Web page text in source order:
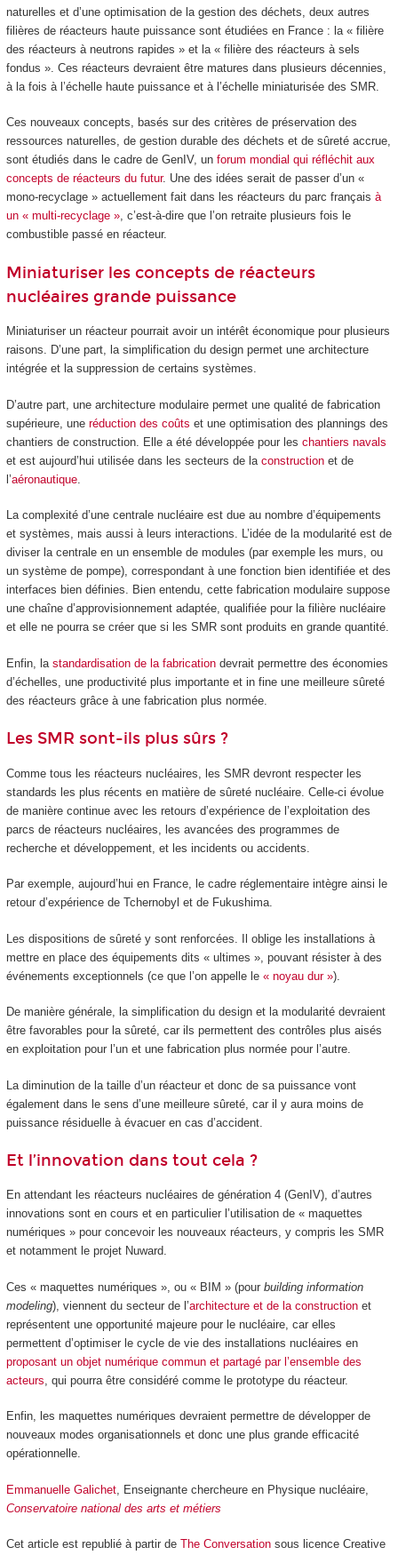
naturelles et d’une optimisation de la gestion des déchets, deux autres
filières de réacteurs haute puissance sont étudiées en France : la « filière
des réacteurs à neutrons rapides » et la « filière des réacteurs à sels
fondus ». Ces réacteurs devraient être matures dans plusieurs décennies,
à la fois à l’échelle haute puissance et à l’échelle miniaturisée des SMR.
Ces nouveaux concepts, basés sur des critères de préservation des
ressources naturelles, de gestion durable des déchets et de sûreté accrue,
sont étudiés dans le cadre de GenIV, un forum mondial qui réfléchit aux
concepts de réacteurs du futur. Une des idées serait de passer d’un «
mono-recyclage » actuellement fait dans les réacteurs du parc français à
un « multi-recyclage », c’est-à-dire que l’on retraite plusieurs fois le
combustible passé en réacteur.
Miniaturiser les concepts de réacteurs
nucléaires grande puissance
Miniaturiser un réacteur pourrait avoir un intérêt économique pour plusieurs
raisons. D’une part, la simplification du design permet une architecture
intégrée et la suppression de certains systèmes.
D’autre part, une architecture modulaire permet une qualité de fabrication
supérieure, une réduction des coûts et une optimisation des plannings des
chantiers de construction. Elle a été développée pour les chantiers navals
et est aujourd’hui utilisée dans les secteurs de la constructionet de
l’aéronautique.
La complexité d’une centrale nucléaire est due au nombre d’équipements
et systèmes, mais aussi à leurs interactions. L’idée de la modularité est de
diviser la centrale en un ensemble de modules (par exemple les murs, ou
un système de pompe), correspondant à une fonction bien identifiée et des
interfaces bien définies. Bien entendu, cette fabrication modulaire suppose
une chaîne d’approvisionnement adaptée, qualifiée pour la filière nucléaire
et elle ne pourra se créer que si les SMR sont produits en grande quantité.
Enfin, la standardisation de la fabricationdevrait permettre des économies
d’échelles, une productivité plus importante et in fine une meilleure sûreté
des réacteurs grâce à une fabrication plus normée.
Les SMR sont-ils plus sûrs ?
Comme tous les réacteurs nucléaires, les SMR devront respecter les
standards les plus récents en matière de sûreté nucléaire. Celle-ci évolue
de manière continue avec les retours d’expérience de l’exploitation des
parcs de réacteurs nucléaires, les avancées des programmes de
recherche et développement, et les incidents ou accidents.
Par exemple, aujourd’hui en France, le cadre réglementaire intègre ainsi le
retour d’expérience de Tchernobyl et de Fukushima.
Les dispositions de sûreté y sont renforcées. Il oblige les installations à
mettre en place des équipements dits « ultimes », pouvant résister à des
événements exceptionnels (ce que l’on appelle le « noyau dur »).
De manière générale, la simplification du design et la modularité devraient
être favorables pour la sûreté, car ils permettent des contrôles plus aisés
en exploitation pour l’un et une fabrication plus normée pour l’autre.
La diminution de la taille d’un réacteur et donc de sa puissance vont
également dans le sens d’une meilleure sûreté, car il y aura moins de
puissance résiduelle à évacuer en cas d’accident.
Et l’innovation dans tout cela ?
En attendant les réacteurs nucléaires de génération 4 (GenIV), d’autres
innovations sont en cours et en particulier l’utilisation de « maquettes
numériques » pour concevoir les nouveaux réacteurs, y compris les SMR
et notamment le projet Nuward.
Ces « maquettes numériques », ou « BIM » (pour building information
modeling), viennent du secteur de l’architecture et de la constructionet
représentent une opportunité majeure pour le nucléaire, car elles
permettent d’optimiser le cycle de vie des installations nucléaires en
proposant un objet numérique commun et partagé par l’ensemble des
acteurs , qui pourra être considéré comme le prototype du réacteur.
Enfin, les maquettes numériques devraient permettre de développer de
nouveaux modes organisationnels et donc une plus grande efficacité
opérationnelle.
Emmanuelle Galichet, Enseignante chercheure en Physique nucléaire,
Conservatoire national des arts et métiers
Cet article est republié à partir de The Conversationsous licence Creative